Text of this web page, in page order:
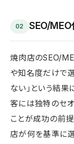
02 SEO/
焼肉店のSEO/
や知名度だけで
ない」という結
客には独特のセ
ことが成功の前提
店が何を基準に選